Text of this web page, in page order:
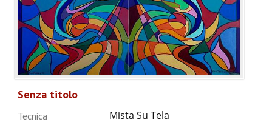
Senza titolo
Tecnica Mista Su Tela